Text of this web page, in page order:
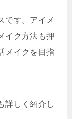
です。アイメ
イク方法も押
メイクを目指
詳しく紹介し